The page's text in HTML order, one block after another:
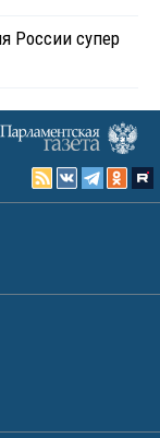
России супер